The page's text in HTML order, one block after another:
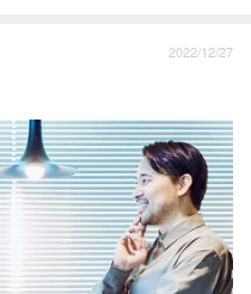
2022/12/27